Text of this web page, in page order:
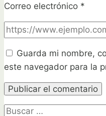
Correo electrónico *
Guarda mi nombre,
este navegador para la
Buscar: